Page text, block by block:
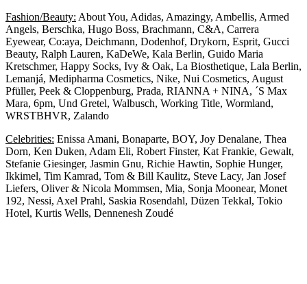
Fashion/Beauty: About You, Adidas, Amazingy, Ambellis, Armed
Angels, Berschka, Hugo Boss, Brachmann, C&A, Carrera
Eyewear, Co:aya, Deichmann, Dodenhof, Drykorn, Esprit, Gucci
Beauty, Ralph Lauren, KaDeWe, Kala Berlin, Guido Maria
Kretschmer, Happy Socks, Ivy & Oak, La Biosthetique, Lala Berlin,
Lemanjá, Medipharma Cosmetics, Nike, Nui Cosmetics, August
Pfüller, Peek & Cloppenburg, Prada, RIANNA + NINA, ´S Max
Mara, 6pm, Und Gretel, Walbusch, Working Title, Wormland,
WRSTBHVR, Zalando
Celebrities: Enissa Amani, Bonaparte, BOY, Joy Denalane, Thea
Dorn, Ken Duken, Adam Eli, Robert Finster, Kat Frankie, Gewalt,
Stefanie Giesinger, Jasmin Gnu, Richie Hawtin, Sophie Hunger,
Ikkimel, Tim Kamrad, Tom & Bill Kaulitz, Steve Lacy, Jan Josef
Liefers, Oliver & Nicola Mommsen, Mia, Sonja Moonear, Monet
192, Nessi, Axel Prahl, Saskia Rosendahl, Düzen Tekkal, Tokio
Hotel, Kurtis Wells, Dennenesh Zoudé